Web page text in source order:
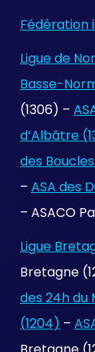
Fédération
Ligue de
Basse-
(1306) –
d’Albâtre
des Boucles
– ASA des
– ASACO
Ligue
Bretagne
des 24h du
(1204) –